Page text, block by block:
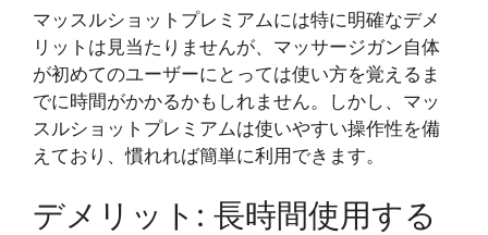
マッスルショットプレミアムには特に明確なデメ
リットは見当たりませんが、マッサージガン自体
が初めてのユーザーにとっては使い方を覚えるま
でに時間がかかるかもしれません。しかし、マッ
スルショットプレミアムは使いやすい操作性を備
えており、慣れれば簡単に利用できます。
デメリット: 長時間使用する